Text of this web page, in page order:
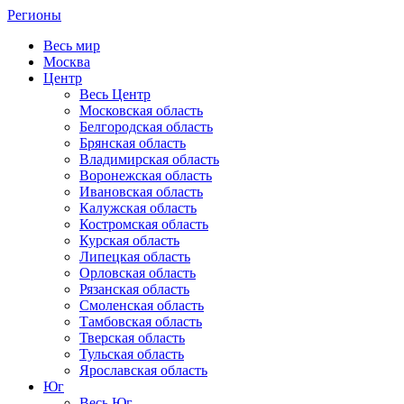
Регионы
Весь мир
Москва
Центр
Весь Центр
Московская область
Белгородская область
Брянская область
Владимирская область
Воронежская область
Ивановская область
Калужская область
Костромская область
Курская область
Липецкая область
Орловская область
Рязанская область
Смоленская область
Тамбовская область
Тверская область
Тульская область
Ярославская область
Юг